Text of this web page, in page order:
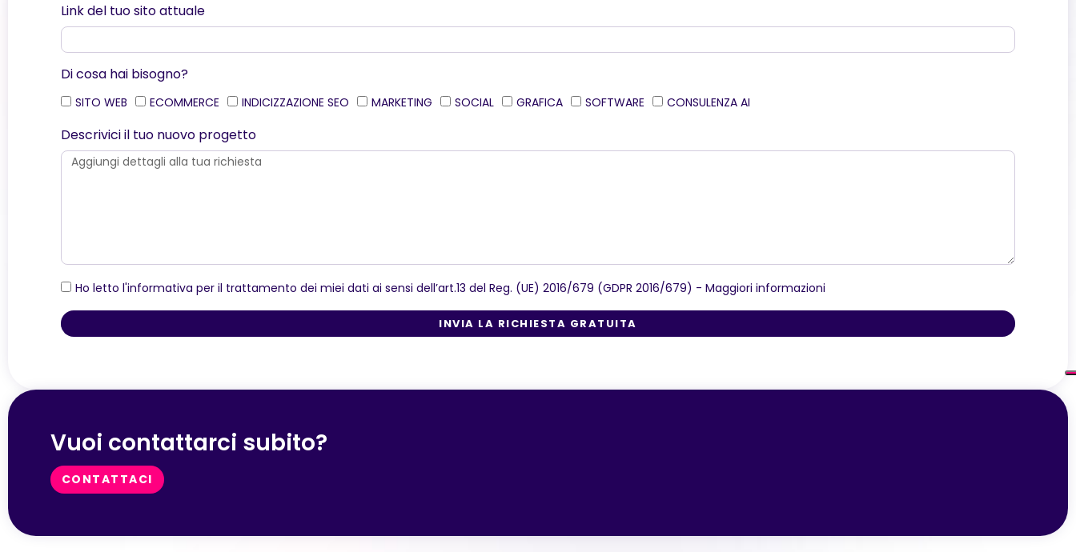
Link del tuo sito attuale
Di cosa hai bisogno?
SITO WEB ECOMMERCE INDICIZZAZIONE SEO MARKETING SOCIAL GRAFICA SOFTWARE CONSULENZA AI
Descrivici il tuo nuovo progetto
Ho letto l'informativa per il trattamento dei miei dati ai sensi dell’art.13 del Reg. (UE) 2016/679 (GDPR 2016/679) -Maggiori informazioni
INVIA LA RICHIESTA GRATUITA
Vuoi contattarci subito?
CONTATTACI